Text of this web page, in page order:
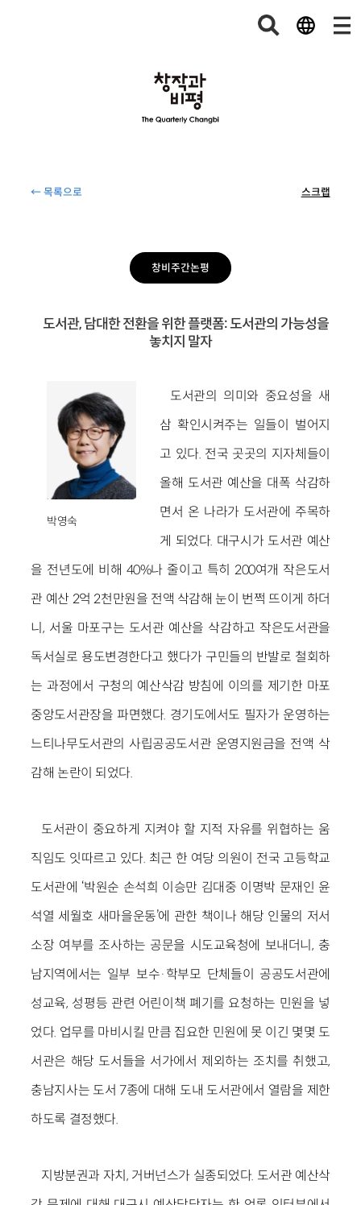
← 목록으로 스크랩
창비주간논평
도서관, 담대한 전환을 위한 플랫폼: 도서관의 가능성을
놓치지 말자
박영숙
도서관의 의미와 중요성을 새
삼 확인시켜주는 일들이 벌어지
고 있다. 전국 곳곳의 지자체들이
올해 도서관 예산을 대폭 삭감하
면서 온 나라가 도서관에 주목하
게 되었다. 대구시가 도서관 예산
을 전년도에 비해 40%나 줄이고 특히 200여개 작은도서
관 예산 2억 2천만원을 전액 삭감해 눈이 번쩍 뜨이게 하더
니, 서울 마포구는 도서관 예산을 삭감하고 작은도서관을
독서실로 용도변경한다고 했다가 구민들의 반발로 철회하
는 과정에서 구청의 예산삭감 방침에 이의를 제기한 마포
중앙도서관장을 파면했다. 경기도에서도 필자가 운영하는
느티나무도서관의 사립공공도서관 운영지원금을 전액 삭
감해 논란이 되었다.
도서관이 중요하게 지켜야 할 지적 자유를 위협하는 움
직임도 잇따르고 있다. 최근 한 여당 의원이 전국 고등학교
도서관에 ‘박원순 손석희 이승만 김대중 이명박 문재인 윤
석열 세월호 새마을운동’에 관한 책이나 해당 인물의 저서
소장 여부를 조사하는 공문을 시도교육청에 보내더니, 충
남지역에서는 일부 보수·학부모 단체들이 공공도서관에
성교육, 성평등 관련 어린이책 폐기를 요청하는 민원을 넣
었다. 업무를 마비시킬 만큼 집요한 민원에 못 이긴 몇몇 도
서관은 해당 도서들을 서가에서 제외하는 조치를 취했고,
충남지사는 도서 7종에 대해 도내 도서관에서 열람을 제한
하도록 결정했다.
지방분권과 자치, 거버넌스가 실종되었다. 도서관 예산삭